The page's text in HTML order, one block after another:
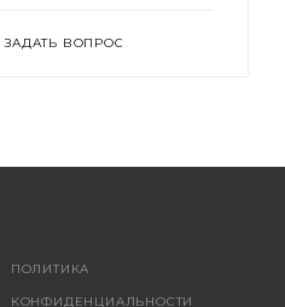
ЗАДАТЬ ВОПРОС
ПОЛИТИКА
КОНФИДЕНЦИАЛЬНОСТИ